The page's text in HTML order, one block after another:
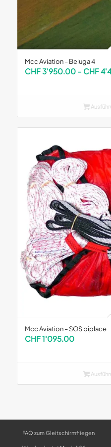
Mcc Aviation – Beluga 4
CHF3'950.00 – CHF
Mcc Aviation – SOS biplace
CHF1'095.00
FAQ zum Gleitschirmfliegen